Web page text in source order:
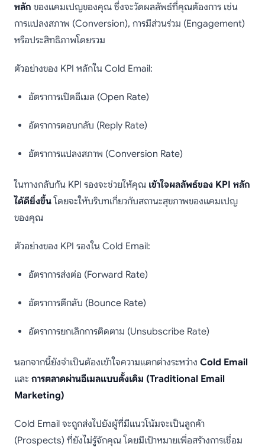
หลัก ของแคมเปญของคุณ ซึ่งจะวัดผลลัพธ์ที่คุณต้องการ เช่น
การแปลงสภาพ (Conversion), การมีส่วนร่วม (Engagement)
หรือประสิทธิภาพโดยรวม
ตัวอย่างของ KPI หลักใน Cold Email:
อัตราการเปิดอีเมล (Open Rate)
อัตราการตอบกลับ (Reply Rate)
อัตราการแปลงสภาพ (Conversion Rate)
ในทางกลับกัน KPI รองจะช่วยให้คุณ เข้าใจผลลัพธ์ของ KPI หลัก
ได้ดียิ่งขึ้นโดยจะให้บริบทเกี่ยวกับสถานะสุขภาพของแคมเปญ
ของคุณ
ตัวอย่างของ KPI รองใน Cold Email:
อัตราการส่งต่อ (Forward Rate)
อัตราการตีกลับ (Bounce Rate)
อัตราการยกเลิกการติดตาม (Unsubscribe Rate)
นอกจากนี้ยังจำเป็นต้องเข้าใจความแตกต่างระหว่าง Cold Email
และ การตลาดผ่านอีเมลแบบดั้งเดิม (Traditional Email
Marketing)
Cold Email จะถูกส่งไปยังผู้ที่มีแนวโน้มจะเป็นลูกค้า
(Prospects) ที่ยังไม่รู้จักคุณ โดยมีเป้าหมายเพื่อสร้างการเชื่อม